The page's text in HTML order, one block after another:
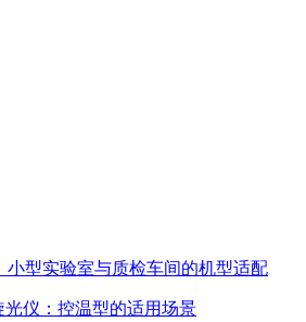
小型实验室与质检车间的机型适配
光仪：控温型的适用场景